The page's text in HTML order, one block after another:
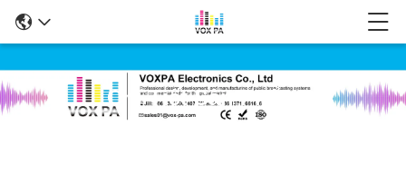
Chi Tiết Sản Phẩm